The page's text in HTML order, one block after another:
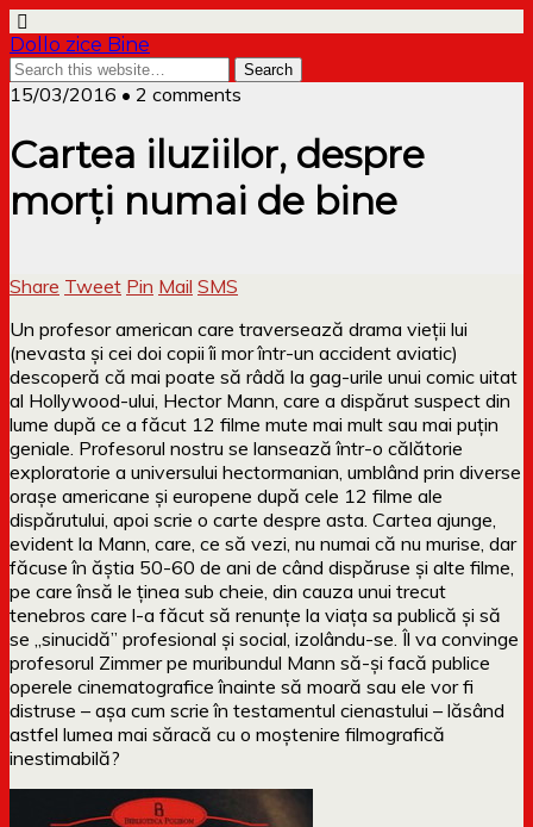
Dollo zice Bine
15/03/2016 • 2 comments
Cartea iluziilor, despre
morți numai de bine
Share Tweet Pin Mail SMS
Un profesor american care traversează drama vieții lui
(nevasta și cei doi copii îi mor într-un accident aviatic)
descoperă că mai poate să râdă la gag-urile unui comic uitat
al Hollywood-ului, Hector Mann, care a dispărut suspect din
lume după ce a făcut 12 filme mute mai mult sau mai puțin
geniale. Profesorul nostru se lansează într-o călătorie
exploratorie a universului hectormanian, umblând prin diverse
orașe americane și europene după cele 12 filme ale
dispărutului, apoi scrie o carte despre asta. Cartea ajunge,
evident la Mann, care, ce să vezi, nu numai că nu murise, dar
făcuse în ăștia 50-60 de ani de când dispăruse și alte filme,
pe care însă le ținea sub cheie, din cauza unui trecut
tenebros care l-a făcut să renunțe la viața sa publică și să
se „sinucidă” profesional și social, izolându-se. Îl va convinge
profesorul Zimmer pe muribundul Mann să-și facă publice
operele cinematografice înainte să moară sau ele vor fi
distruse – așa cum scrie în testamentul cienastului – lăsând
astfel lumea mai săracă cu o moștenire filmografică
inestimabilă?